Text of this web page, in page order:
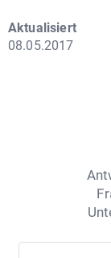
Aktualisiert
08.05.2017